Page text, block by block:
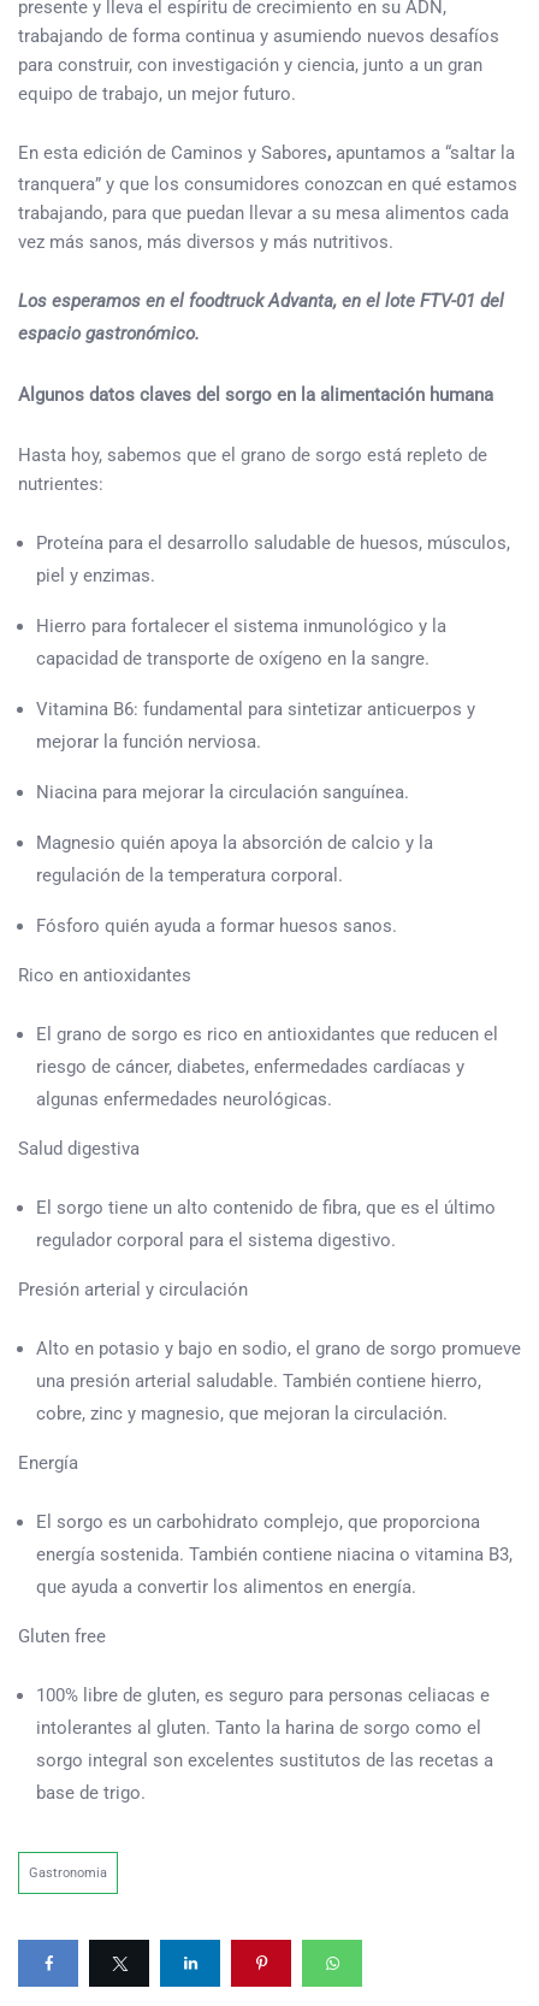
presente y lleva el espíritu de crecimiento en su ADN,
trabajando de forma continua y asumiendo nuevos desafíos
para construir, con investigación y ciencia, junto a un gran
equipo de trabajo, un mejor futuro.
En esta edición de Caminos y Sabores, apuntamos a “saltar la
tranquera” y que los consumidores conozcan en qué estamos
trabajando, para que puedan llevar a su mesa alimentos cada
vez más sanos, más diversos y más nutritivos.
Los esperamos en el foodtruck Advanta, en el lote FTV-01 del
espacio gastronómico.
Algunos datos claves del sorgo en la alimentación humana
Hasta hoy, sabemos que el grano de sorgo está repleto de
nutrientes:
Proteína para el desarrollo saludable de huesos, músculos,
piel y enzimas.
Hierro para fortalecer el sistema inmunológico y la
capacidad de transporte de oxígeno en la sangre.
Vitamina B6: fundamental para sintetizar anticuerpos y
mejorar la función nerviosa.
Niacina para mejorar la circulación sanguínea.
Magnesio quién apoya la absorción de calcio y la
regulación de la temperatura corporal.
Fósforo quién ayuda a formar huesos sanos.
Rico en antioxidantes
El grano de sorgo es rico en antioxidantes que reducen el
riesgo de cáncer, diabetes, enfermedades cardíacas y
algunas enfermedades neurológicas.
Salud digestiva
El sorgo tiene un alto contenido de fibra, que es el último
regulador corporal para el sistema digestivo.
Presión arterial y circulación
Alto en potasio y bajo en sodio, el grano de sorgo promueve
una presión arterial saludable. También contiene hierro,
cobre, zinc y magnesio, que mejoran la circulación.
Energía
El sorgo es un carbohidrato complejo, que proporciona
energía sostenida. También contiene niacina o vitamina B3,
que ayuda a convertir los alimentos en energía.
Gluten free
100% libre de gluten, es seguro para personas celiacas e
intolerantes al gluten. Tanto la harina de sorgo como el
sorgo integral son excelentes sustitutos de las recetas a
base de trigo.
Gastronomia